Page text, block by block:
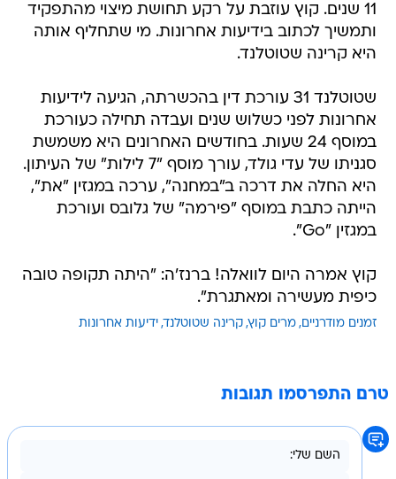
11 שנים. קוץ עוזבת על רקע תחושת מיצוי מהתפקיד
ותמשיך לכתוב בידיעות אחרונות. מי שתחליף אותה
היא קרינה שטוטלנד.
שטוטלנד 31 עורכת דין בהכשרתה, הגיעה לידיעות
אחרונות לפני כשלוש שנים ועבדה תחילה כעורכת
במוסף 24 שעות. בחודשים האחרונים היא משמשת
סגניתו של עדי גולד, עורך מוסף "7 לילות" של העיתון.
היא החלה את דרכה ב"במחנה", ערכה במגזין "את",
הייתה כתבת במוסף "פירמה" של גלובס ועורכת
במגזין "Go".
קוץ אמרה היום לוואלה! ברנז'ה: "היתה תקופה טובה
כיפית מעשירה ומאתגרת".
זמנים מודרניים מרים קוץ קרינה שטוטלנד ידיעות אחרונות
טרם התפרסמו תגובות